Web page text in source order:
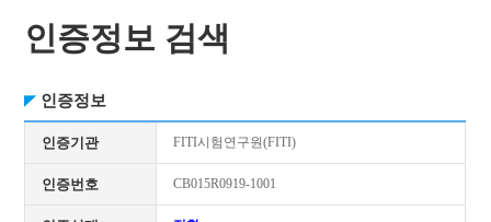
인증정보 검색
인증정보
인증기관 FITI시험연구원(FITI)
인증번호 CB015R0919-1001